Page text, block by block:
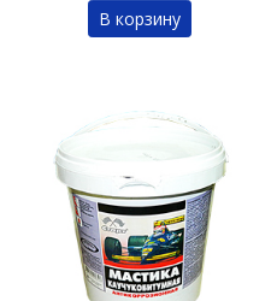
В корзину